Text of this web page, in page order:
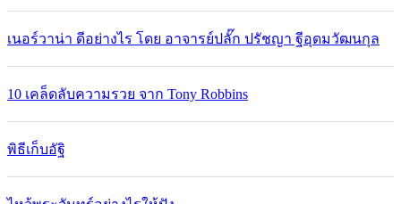
เนอร์วาน่า ดีอย่างไร โดย อาจารย์ปลั๊ก ปรัชญา ฐีอุดมวัฒนกุล
10 เคล็ดลับความรวย จาก Tony Robbins
พิธีเก็บอัฐิ